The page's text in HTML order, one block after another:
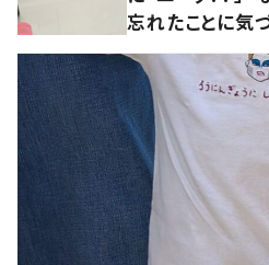
忘れたことに気づ